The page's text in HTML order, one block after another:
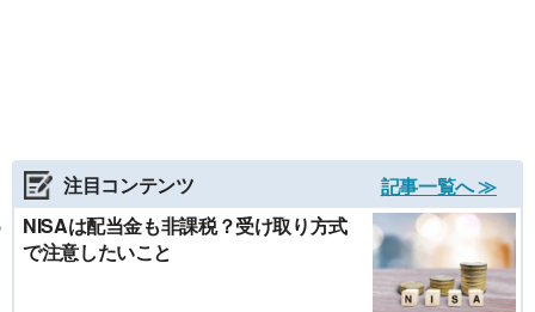
注目コンテンツ
記事一覧へ ≫
NISAは配当金も非課税？受け取り方式
で注意したいこと